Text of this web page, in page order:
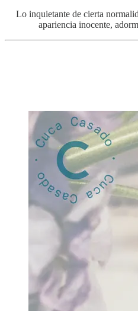
Lo inquietante de cierta
apariencia inocente,